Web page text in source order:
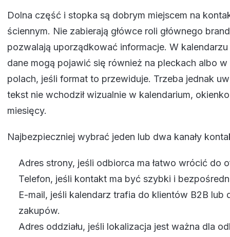
Dolna część i stopka są dobrym miejscem na
ściennym. Nie zabierają główce roli głównego
pozwalają uporządkować informacje. W
dane mogą pojawić się również na pleckach albo
polach, jeśli format to przewiduje. Trzeba jednak
tekst nie wchodził wizualnie w kalendarium,
miesięcy.
Najbezpieczniej wybrać jeden lub dwa kanały
Adres strony, jeśli odbiorca ma łatwo wrócić do
Telefon, jeśli kontakt ma być szybki i
E-mail, jeśli kalendarz trafia do klientów B2B lub
zakupów.
Adres oddziału, jeśli lokalizacja jest ważna dla